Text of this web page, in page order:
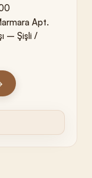
Apt.
– Şişli /